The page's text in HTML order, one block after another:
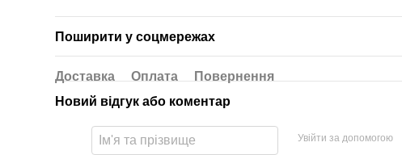
Поширити у соцмережах
Доставка Оплата
Повернення
Новий відгук або коментар
Увійти за допомогою